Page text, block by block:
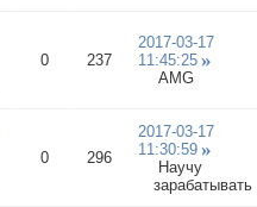
0 237
2017-03-17
11:45:25
AMG
0 296
2017-03-17
11:30:59
Научу
зарабатывать